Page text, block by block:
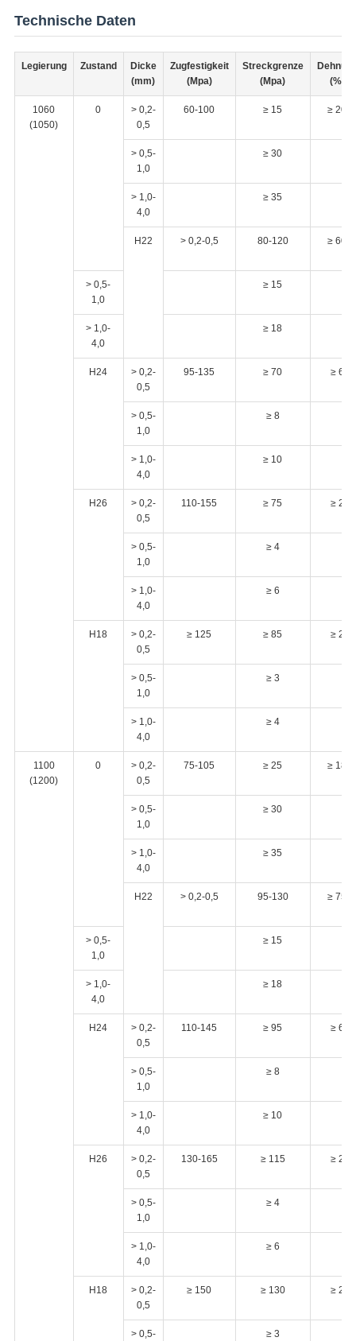
Technische Daten
Legierung Zustand
Dicke
(mm)
Zugfestigkeit
(Mpa)
Streckgrenze
(Mpa)
(%)
1060
(1050)
0
> 0,2-
0,5
60-100 ≥ 15 ≥ 20
> 0,5-
1,0
≥ 30
> 1,0-
4,0
≥ 35
H22 > 0,2-0,5 80-120 ≥ 60
> 0,5-
1,0
≥ 15
> 1,0-
4,0
≥ 18
H24
> 0,2-
0,5
95-135 ≥ 70 ≥ 6
> 0,5-
1,0
≥ 8
> 1,0-
4,0
≥ 10
H26
> 0,2-
0,5
110-155 ≥ 75 ≥ 2
> 0,5-
1,0
≥ 4
> 1,0-
4,0
≥ 6
H18
> 0,2-
0,5
≥ 125 ≥ 85 ≥ 2
> 0,5-
1,0
≥ 3
> 1,0-
4,0
≥ 4
1100
(1200)
0
> 0,2-
0,5
75-105 ≥ 25 ≥ 18
> 0,5-
1,0
≥ 30
> 1,0-
4,0
≥ 35
H22 > 0,2-0,5 95-130 ≥ 75
> 0,5-
1,0
≥ 15
> 1,0-
4,0
≥ 18
H24
> 0,2-
0,5
110-145 ≥ 95 ≥ 6
> 0,5-
1,0
≥ 8
> 1,0-
4,0
≥ 10
H26
> 0,2-
0,5
130-165 ≥ 115 ≥ 2
> 0,5-
1,0
≥ 4
> 1,0-
4,0
≥ 6
H18
> 0,2-
0,5
≥ 150 ≥ 130 ≥ 2
> 0,5-
≥ 3